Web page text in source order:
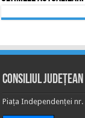
Consiliul
Piața Independenței